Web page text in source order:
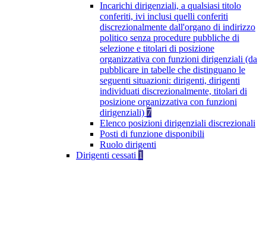
Incarichi dirigenziali, a qualsiasi titolo
conferiti, ivi inclusi quelli conferiti
discrezionalmente dall'organo di indirizzo
politico senza procedure pubbliche di
selezione e titolari di posizione
organizzativa con funzioni dirigenziali (da
pubblicare in tabelle che distinguano le
seguenti situazioni: dirigenti, dirigenti
individuati discrezionalmente, titolari di
posizione organizzativa con funzioni
dirigenziali) 7
Elenco posizioni dirigenziali discrezionali
Posti di funzione disponibili
Ruolo dirigenti
Dirigenti cessati 1